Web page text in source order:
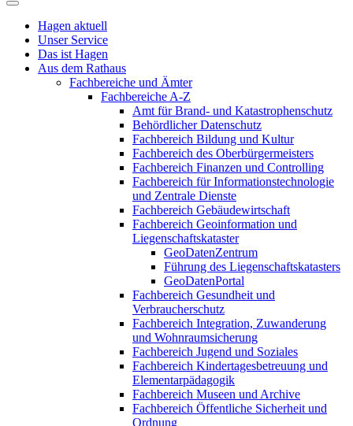
Hagen aktuell
Unser Service
Das ist Hagen
Aus dem Rathaus
Fachbereiche und Ämter
Fachbereiche A-Z
Amt für Brand- und Katastrophenschutz
Behördlicher Datenschutz
Fachbereich Bildung und Kultur
Fachbereich des Oberbürgermeisters
Fachbereich Finanzen und Controlling
Fachbereich für Informationstechnologie
und Zentrale Dienste
Fachbereich Gebäudewirtschaft
Fachbereich Geoinformation und
Liegenschaftskataster
GeoDatenZentrum
Führung des Liegenschaftskatasters
GeoDatenPortal
Fachbereich Gesundheit und
Verbraucherschutz
Fachbereich Integration, Zuwanderung
und Wohnraumsicherung
Fachbereich Jugend und Soziales
Fachbereich Kindertagesbetreuung und
Elementarpädagogik
Fachbereich Museen und Archive
Fachbereich Öffentliche Sicherheit und
Ordnung